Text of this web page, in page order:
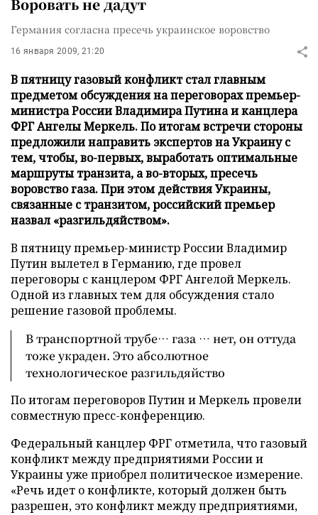
Воровать не дадут
Германия согласна пресечь украинское воровство
16 января 2009, 21:20
В пятницу газовый конфликт стал главным
предметом обсуждения на переговорах премьер-
министра России Владимира Путина и канцлера
ФРГ Ангелы Меркель. По итогам встречи стороны
предложили направить экспертов на Украину с
тем, чтобы, во-первых, выработать оптимальные
маршруты транзита, а во-вторых, пресечь
воровство газа. При этом действия Украины,
связанные с транзитом, российский премьер
назвал «разгильдяйством».
В пятницу премьер-министр России Владимир
Путин вылетел в Германию, где провел
переговоры с канцлером ФРГ Ангелой Меркель.
Одной из главных тем для обсуждения стало
решение газовой проблемы.
В транспортной трубе… газа … нет, он оттуда
тоже украден. Это абсолютное
технологическое разгильдяйство
По итогам переговоров Путин и Меркель провели
совместную пресс-конференцию.
Федеральный канцлер ФРГ отметила, что газовый
конфликт между предприятиями России и
Украины уже приобрел политическое измерение.
«Речь идет о конфликте, который должен быть
разрешен, это конфликт между предприятиями,